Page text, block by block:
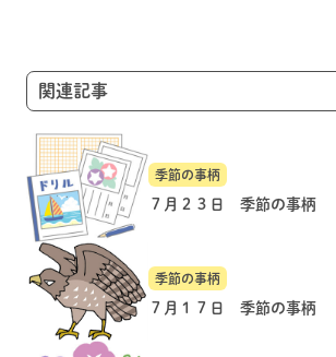
ョ
ン関連記事
季節の事柄
７月２３日 季節の事柄
季節の事柄
７月１７日 季節の事柄